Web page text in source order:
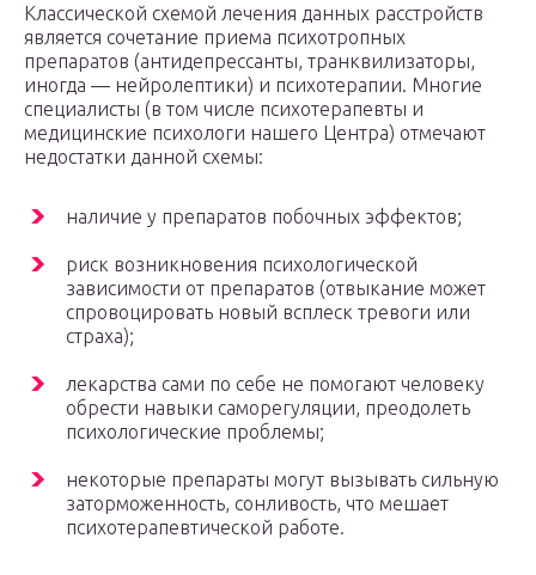
Классической схемой лечения данных расстройств
является сочетание приема психотропных
препаратов (антидепрессанты, транквилизаторы,
иногда — нейролептики) и психотерапии. Многие
специалисты (в том числе психотерапевты и
медицинские психологи нашего Центра) отмечают
недостатки данной схемы:
наличие у препаратов побочных эффектов;
риск возникновения психологической
зависимости от препаратов (отвыкание может
спровоцировать новый всплеск тревоги или
страха);
лекарства сами по себе не помогают человеку
обрести навыки саморегуляции, преодолеть
психологические проблемы;
некоторые препараты могут вызывать сильную
заторможенность, сонливость, что мешает
психотерапевтической работе.